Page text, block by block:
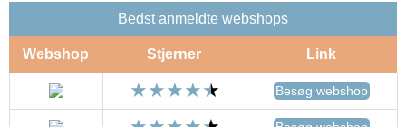
Bedst anmeldte webshops
Webshop Stjerner Link
Besøg webshop